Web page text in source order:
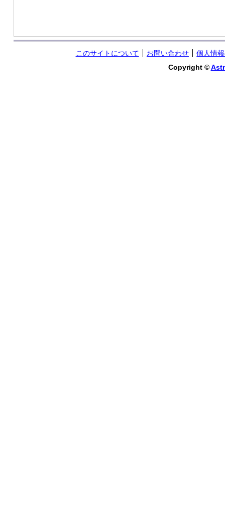
このサイトについて お問い合わせ
個人情
Copyright ©